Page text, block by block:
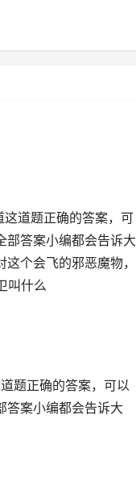
道题正确的答案，可
部答案小编都会告诉大
个会飞的邪恶魔物，
叫什么
题正确的答案，可以
答案小编都会告诉大